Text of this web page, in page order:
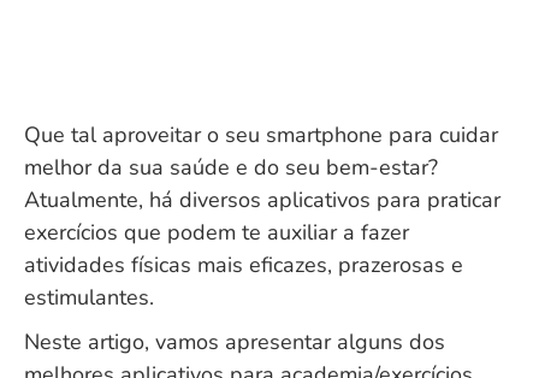
Que tal aproveitar o seu smartphone para cuidar
melhor da sua saúde e do seu bem-estar?
Atualmente, há diversos aplicativos para praticar
exercícios que podem te auxiliar a fazer
atividades físicas mais eficazes, prazerosas e
estimulantes.
Neste artigo, vamos apresentar alguns dos